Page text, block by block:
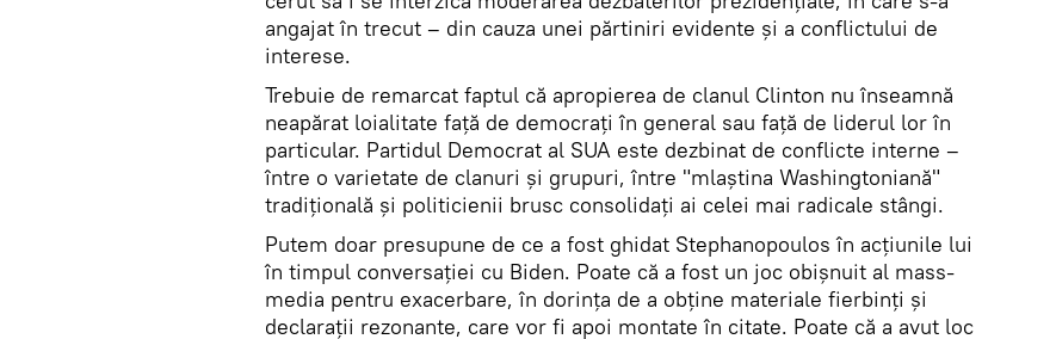
angajat în trecut – din cauza unei părtiniri evidente și a conflictului de
interese.
Trebuie de remarcat faptul că apropierea de clanul Clinton nu înseamnă
neapărat loialitate față de democrați în general sau față de liderul lor în
particular. Partidul Democrat al SUA este dezbinat de conflicte interne –
între o varietate de clanuri și grupuri, între "mlaștina Washingtoniană"
tradițională și politicienii brusc consolidați ai celei mai radicale stângi.
Putem doar presupune de ce a fost ghidat Stephanopoulos în acțiunile lui
în timpul conversației cu Biden. Poate că a fost un joc obișnuit al mass-
media pentru exacerbare, în dorința de a obține materiale fierbinți și
declarații rezonante, care vor fi apoi montate în citate. Poate că a avut loc